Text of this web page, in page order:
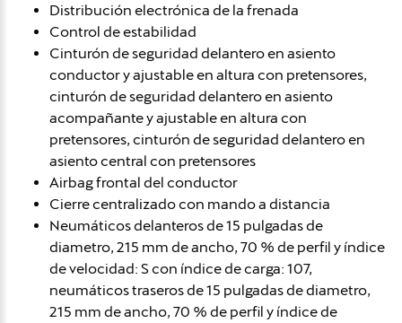
Distribución electrónica de la frenada
Control de estabilidad
Cinturón de seguridad delantero en asiento
conductor y ajustable en altura con pretensores,
cinturón de seguridad delantero en asiento
acompañante y ajustable en altura con
pretensores, cinturón de seguridad delantero en
asiento central con pretensores
Airbag frontal del conductor
Cierre centralizado con mando a distancia
Neumáticos delanteros de 15 pulgadas de
diametro, 215 mm de ancho, 70 % de perfil y índice
de velocidad: S con índice de carga: 107,
neumáticos traseros de 15 pulgadas de diametro,
215 mm de ancho, 70 % de perfil y índice de